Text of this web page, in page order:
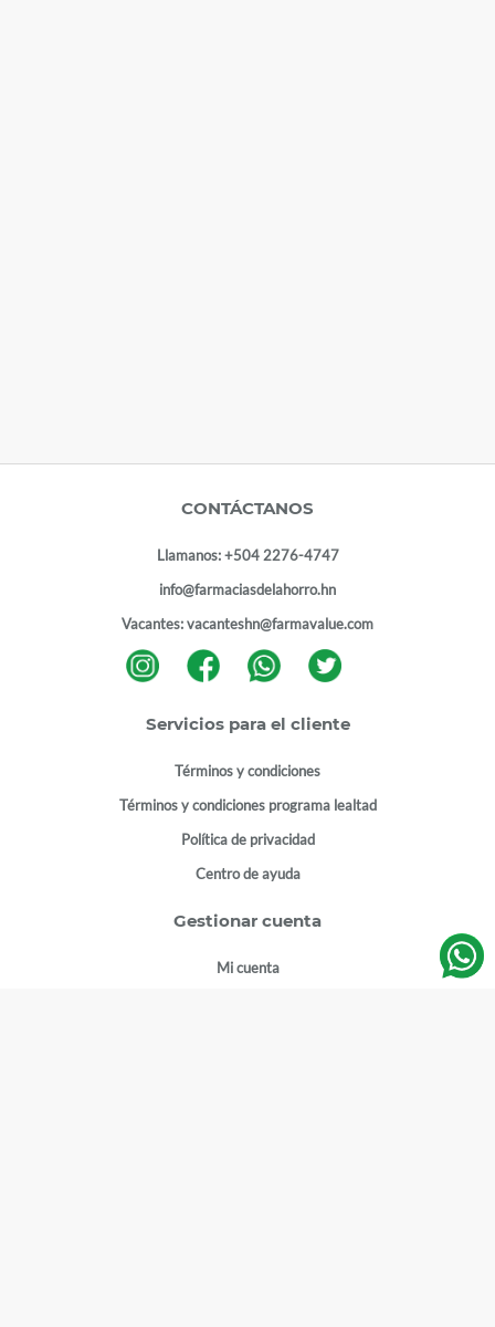
CONTÁCTANOS
Llamanos:+504 2276-4747
info@farmaciasdelahorro.hn
Vacantes:vacanteshn@farmavalue.com
Servicios para el cliente
Términos y condiciones
Términos y condiciones programa lealtad
Política de privacidad
Centro de ayuda
Gestionar cuenta
Mi cuenta